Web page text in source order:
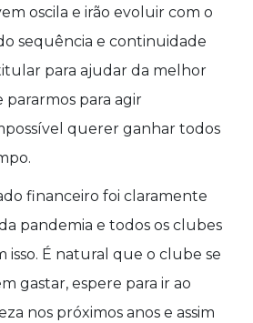
oscila e irão evoluir com o
sequência e continuidade
para ajudar da melhor
pararmos para agir
querer ganhar todos
financeiro foi claramente
pandemia e todos os clubes
isso. É natural que o clube se
gastar, espere para ir ao
nos próximos anos e assim